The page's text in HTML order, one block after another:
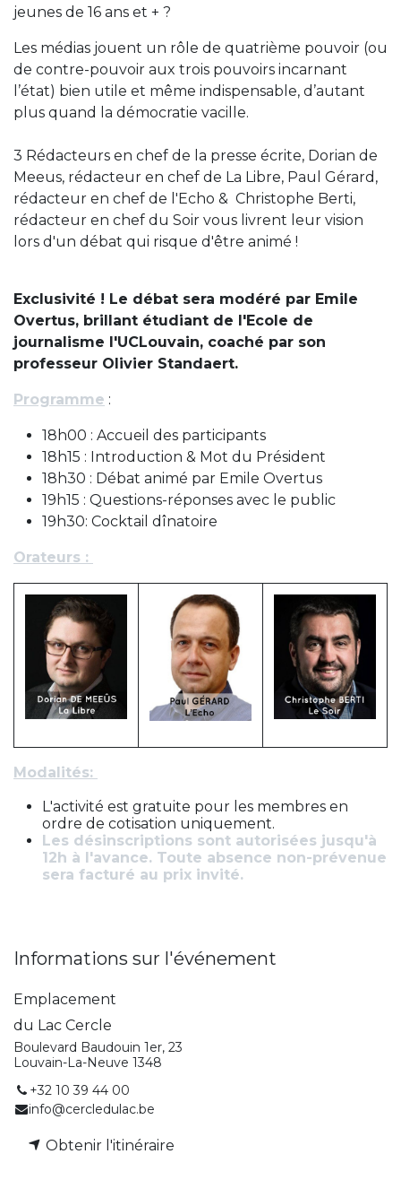
jeunes de 16 ans et + ?
Les médias jouent un rôle de quatrième pouvoir (ou
de contre-pouvoir aux trois pouvoirs incarnant
l’état) bien utile et même indispensable, d’autant
plus quand la démocratie vacille.
3 Rédacteurs en chef de la presse écrite, Dorian de
Meeus, rédacteur en chef de La Libre, Paul Gérard,
rédacteur en chef de l'Echo & Christophe Berti,
rédacteur en chef du Soir vous livrent leur vision
lors d'un débat qui risque d'être animé !
Exclusivité ! Le débat sera modéré par Emile
Overtus, brillant étudiant de l'Ecole de
journalisme l'UCLouvain, coaché par son
professeur Olivier Standaert.
Programme :
18h00 : Accueil des participants
18h15 : Introduction & Mot du Président
18h30 : Débat animé par Emile Overtus
19h15 : Questions-réponses avec le public
19h30: Cocktail dînatoire
Orateurs :
Modalités:
L'activité est gratuite pour les membres en
ordre de cotisation uniquement.
Les désinscriptions sont autorisées jusqu'à
12h à l'avance. Toute absence non-prévenue
sera facturé au prix invité.
Informations sur l'événement
Emplacement
du Lac Cercle
Boulevard Baudouin 1er, 23
Louvain-La-Neuve 1348
+32 10 39 44 00
info@cercledulac.be
Obtenir l'itinéraire